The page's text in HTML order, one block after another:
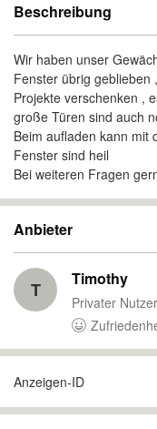
Beschreibung
Wir haben unser
Fenster übrig geblieben
Projekte verschenken ,
große Türen sind auch
Beim aufladen kann mit
Fenster sind heil
Bei weiteren Fragen
Anbieter
T Timothy
Privater Nutzer
Anzeigen-ID